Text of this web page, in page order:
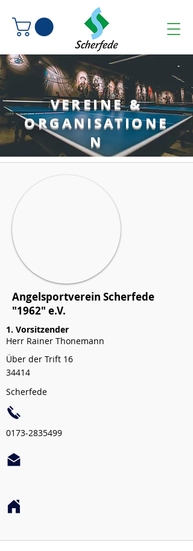
VEREINE &
ORGANISATIONE
N
Angelsportverein Scherfede
"1962" e.V.
1. Vorsitzender
Herr Rainer Thonemann
Über der Trift 16
34414
Scherfede
0173-2835499